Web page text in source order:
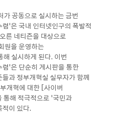
가 공동으로 실시하는 금번
’은 국내 인터넷인구의 폭발적
른 네티즌을 대상으로
원을 운영하는
실시하게 된다. 이번
’은 단순히 게시판을 통한
과 정부개혁실 실무자가 함께
개혁에 대한 [사이버
해 적극적으로 ‘국민과
적이 있다.